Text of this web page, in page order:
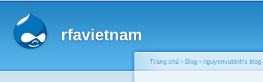
rfavietnam
Trang chủ › Blog › nguyenvubinh's blog